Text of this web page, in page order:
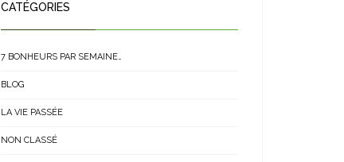
CATÉGORIES
7 BONHEURS PAR SEMAINE…
BLOG
LA VIE PASSÉE
NON CLASSÉ